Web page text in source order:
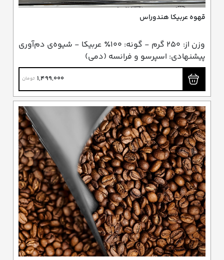
قهوه عربیکا هندوراس
وزن از: ۲۵۰ گرم - گونه: ۱۰۰٪ عربیکا - شیوه‌ی دم‌آوری
پیشنهادی: اسپرسو و فرانسه (دمی)
1,499,000 تومان